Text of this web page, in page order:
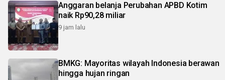
Anggaran belanja Perubahan APBD Kotim
naik Rp90,28 miliar
9 jam lalu
BMKG: Mayoritas wilayah Indonesia berawan
hingga hujan ringan